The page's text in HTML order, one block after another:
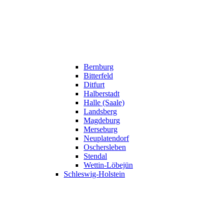
Bernburg
Bitterfeld
Ditfurt
Halberstadt
Halle (Saale)
Landsberg
Magdeburg
Merseburg
Neuplatendorf
Oschersleben
Stendal
Wettin-Löbejün
Schleswig-Holstein